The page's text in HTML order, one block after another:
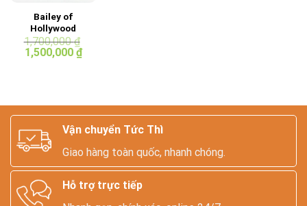
Bailey of
Hollywood
Panama Hat
1,700,000₫
Giá
gốc
1,500,000 ₫Giá
hiện
Vận chuyển Tức Thì
Giao hàng toàn quốc, nhanh chóng.
Hỗ trợ trực tiếp